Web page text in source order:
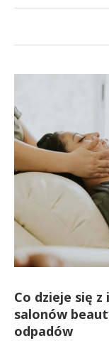
Co dzieje się z
salonów
odpadów